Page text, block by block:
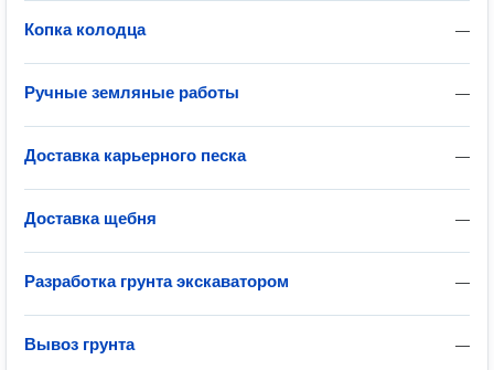
—
Копка колодца
—
Ручные земляные работы
—
Доставка карьерного песка
—
Доставка щебня
—
Разработка грунта экскаватором
—
Вывоз грунта